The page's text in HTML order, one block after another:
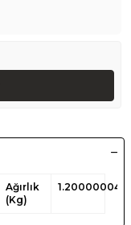
Ağırlık
(Kg)